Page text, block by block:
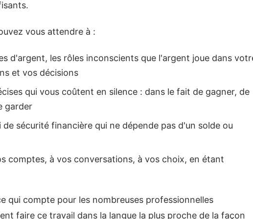
vous attendre à :
d'argent, les rôles inconscients que l'argent joue dans
et vos décisions
qui vous coûtent en silence : dans le fait de gagner, de
garder
sécurité financière qui ne dépende pas d'un solde ou
comptes, à vos conversations, à vos choix, en étant
qui compte pour les nombreuses professionnelles
faire ce travail dans la langue la plus proche de la façon